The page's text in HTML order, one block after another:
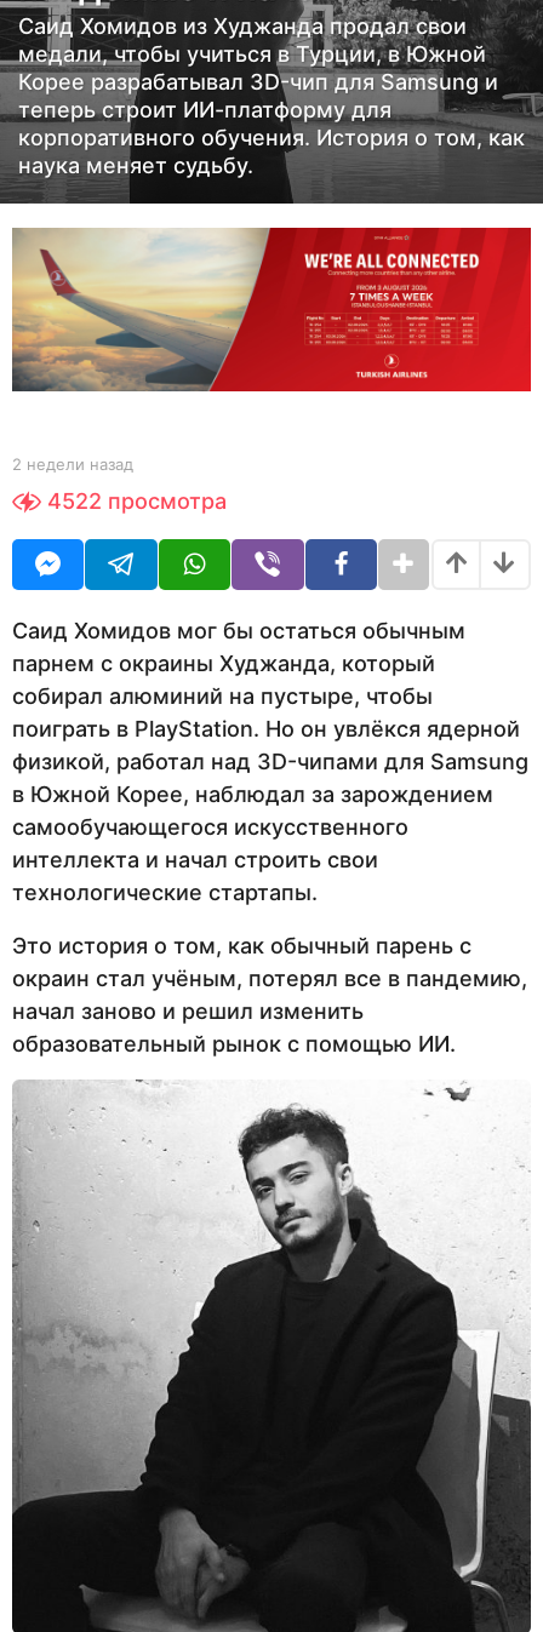
н
а
з
а
д
2
н
д
е
л
и
з
а
д
Саид Хомидов из Худжанда продал свои
медали, чтобы учиться в Турции, в Южной
Корее разрабатывал 3D-чип для Samsung и
теперь строит ИИ-платформу для
корпоративного обучения. История о том, как
наука меняет судьбу.
b
Y
O
R
2 недели назад
е
н
а
з
а
д
4522 просмотра
Саид Хомидов мог бы остаться обычным
парнем с окраины Худжанда, который
собирал алюминий на пустыре, чтобы
поиграть в PlayStation. Но он увлёкся ядерной
физикой, работал над 3D-чипами для Samsung
в Южной Корее, наблюдал за зарождением
самообучающегося искусственного
интеллекта и начал строить свои
технологические стартапы.
Это история о том, как обычный парень с
окраин стал учёным, потерял все в пандемию,
начал заново и решил изменить
образовательный рынок с помощью ИИ.